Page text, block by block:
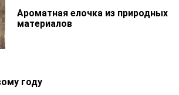
году
Ароматная елочка из природных
материалов